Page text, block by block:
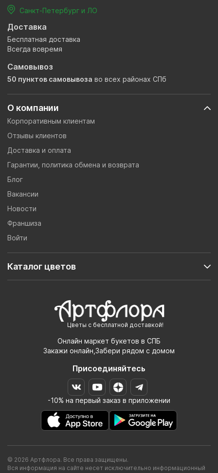
Цветы с бесплатной доставкой!
Онлайн маркет букетов в СПБ
Закажи онлайн,Забери рядом с домом
Присоединяйтесь
-10% на первый заказ в приложении
О компании
Корпоративным клиентам
Отзывы клиентов
Доставка и оплата
Гарантии, политика обмена и возврата
Блог
Вакансии
Новости
Франшиза
Войти
Каталог цветов
Санкт-Петербург и ЛО
Доставка
Бесплатная доставка
Всегда вовремя
Самовывоз
50 пунктов самовывоза во всех районах СПб
© 2026 Артфлора. Все права защищены.
Вся информация на сайте несет исключительно информационный